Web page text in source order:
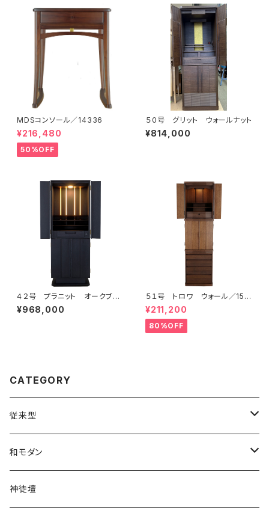
MDSコンソール／14336
¥216,480
50%OFF
５０号 グリット ウォールナット
¥814,000
４２号 プラニット オークブラ
ック
¥968,000
５１号 トロワ ウォール／157
49
¥211,200
80%OFF
CATEGORY
従来型
上置
地袋付仏間用・半台
和モダン
上置
神徒壇